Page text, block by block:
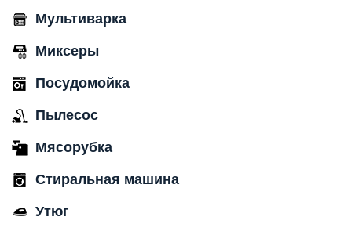
Мультиварка
Миксеры
Посудомойка
Пылесос
Мясорубка
Стиральная машина
Утюг